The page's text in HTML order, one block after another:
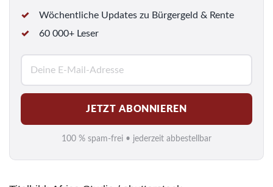
Wöchentliche Updates zu Bürgergeld & Rente
60 000+ Leser
M
a
i
l
*
JETZT ABONNIEREN
100 % spam-frei • jederzeit abbestellbar